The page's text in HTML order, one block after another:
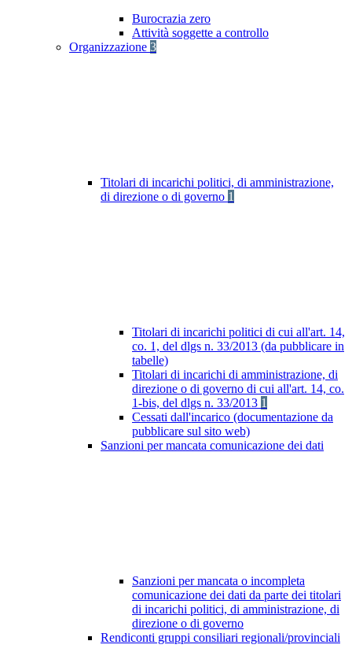
Burocrazia zero
Attività soggette a controllo
Organizzazione 3
Titolari di incarichi politici, di amministrazione,
di direzione o di governo 1
Titolari di incarichi politici di cui all'art. 14,
co. 1, del dlgs n. 33/2013 (da pubblicare in
tabelle)
Titolari di incarichi di amministrazione, di
direzione o di governo di cui all'art. 14, co.
1-bis, del dlgs n. 33/2013 1
Cessati dall'incarico (documentazione da
pubblicare sul sito web)
Sanzioni per mancata comunicazione dei dati
Sanzioni per mancata o incompleta
comunicazione dei dati da parte dei titolari
di incarichi politici, di amministrazione, di
direzione o di governo
Rendiconti gruppi consiliari regionali/provinciali